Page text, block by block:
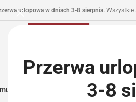
Przerwa
3-8
urlopowa w dniach 3-8 sierpnia.
I Zasilanie Części I Tuning